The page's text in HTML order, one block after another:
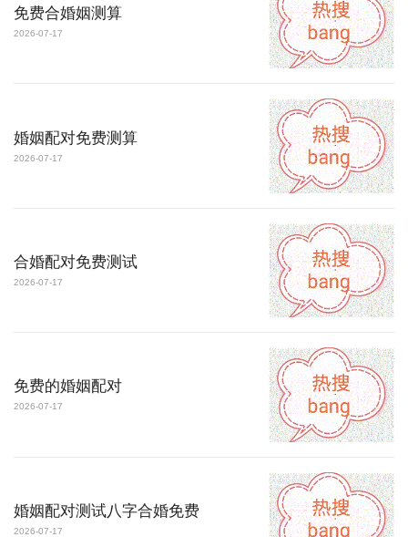
免费合婚姻测算
2026-07-17
婚姻配对免费测算
2026-07-17
合婚配对免费测试
2026-07-17
免费的婚姻配对
2026-07-17
婚姻配对测试八字合婚免费
2026-07-17